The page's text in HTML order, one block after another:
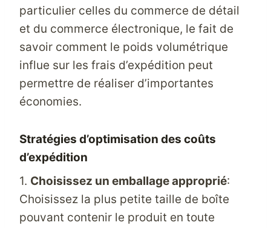
particulier celles du commerce de détail
et du commerce électronique, le fait de
savoir comment le poids volumétrique
influe sur les frais d’expédition peut
permettre de réaliser d’importantes
économies.
Stratégies d’optimisation des coûts
d’expédition
1. Choisissez un emballage approprié:
Choisissez la plus petite taille de boîte
pouvant contenir le produit en toute